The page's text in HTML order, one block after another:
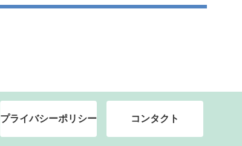
プライバシーポリシー コンタクト